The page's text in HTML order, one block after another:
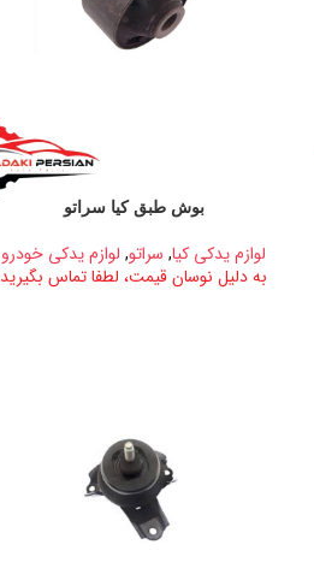
بوش طبق کیا سراتو
لوازم یدکی کیا, سراتو, لوازم یدکی خودرو
به دلیل نوسان قیمت، لطفا تماس بگیرید